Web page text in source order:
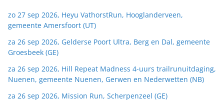
zo 27 sep 2026, Heyu VathorstRun, Hooglanderveen,
gemeente Amersfoort (UT)
za 26 sep 2026, Gelderse Poort Ultra, Berg en Dal, gemeente
Groesbeek (GE)
za 26 sep 2026, Hill Repeat Madness 4-uurs trailrunuitdaging,
Nuenen, gemeente Nuenen, Gerwen en Nederwetten (NB)
za 26 sep 2026, Mission Run, Scherpenzeel (GE)